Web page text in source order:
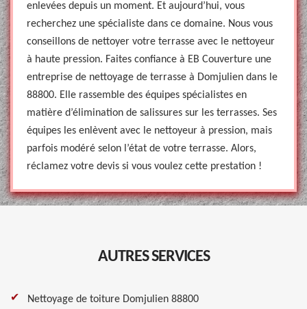
enlevées depuis un moment. Et aujourd’hui, vous
recherchez une spécialiste dans ce domaine. Nous vous
conseillons de nettoyer votre terrasse avec le nettoyeur
à haute pression. Faites confiance à EB Couverture une
entreprise de nettoyage de terrasse à Domjulien dans le
88800. Elle rassemble des équipes spécialistes en
matière d’élimination de salissures sur les terrasses. Ses
équipes les enlèvent avec le nettoyeur à pression, mais
parfois modéré selon l’état de votre terrasse. Alors,
réclamez votre devis si vous voulez cette prestation !
AUTRES SERVICES
Nettoyage de toiture Domjulien 88800